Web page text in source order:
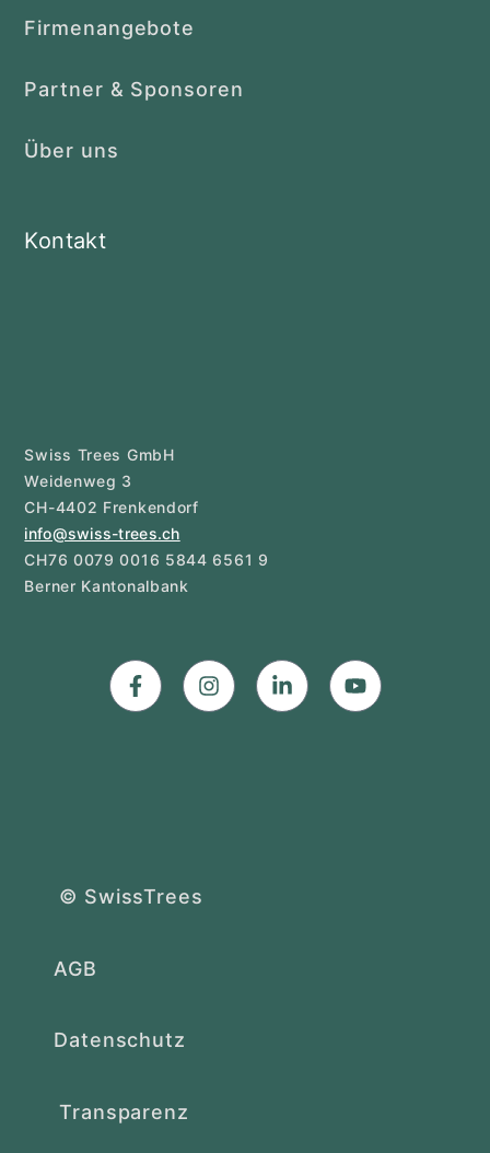
Firmenangebote
Partner & Sponsoren
Über uns
Kontakt
Swiss Trees GmbH
Weidenweg 3
CH-4402 Frenkendorf
info@swiss-trees.ch
CH76 0079 0016 5844 6561 9
Berner Kantonalbank
© SwissTrees
AGB
Datenschutz
Transparenz